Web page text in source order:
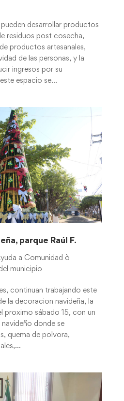
pueden desarrollar productos
residuos post cosecha,
productos artesanales,
de las personas, y la
ingresos por su
espacio se...
parque Raúl F.
a Comunidad ò
municipio
continuan trabajando este
la decoracion navideña, la
proximo sábado 15, con un
donde se
quema de polvora,